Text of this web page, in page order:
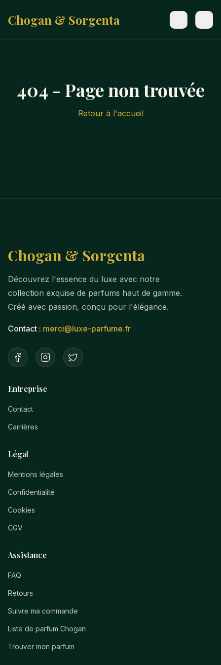
Chogan & Sorgenta
404 - Page non trouvée
Retour à l'accueil
Chogan & Sorgenta
Découvrez l'essence du luxe avec notre
collection exquise de parfums haut de gamme.
Créé avec passion, conçu pour l'élégance.
Contact : merci@luxe-parfume.fr
Entreprise
Contact
Carrières
Légal
Mentions légales
Confidentialité
Cookies
CGV
Assistance
FAQ
Retours
Suivre ma commande
Liste de parfum Chogan
Trouver mon parfum